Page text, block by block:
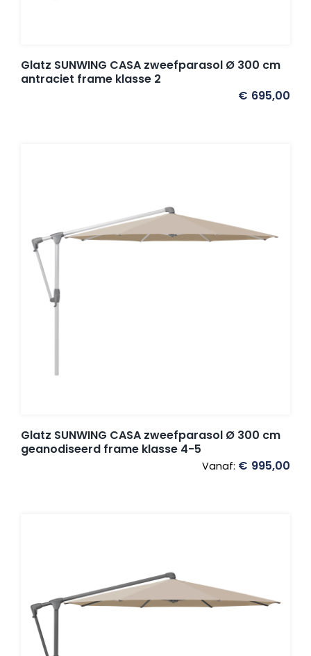
Glatz SUNWING CASA zweefparasol Ø 300 cm
antraciet frame klasse 2
€ 695,00
Glatz SUNWING CASA zweefparasol Ø 300 cm
geanodiseerd frame klasse 4-5
Vanaf: € 995,00